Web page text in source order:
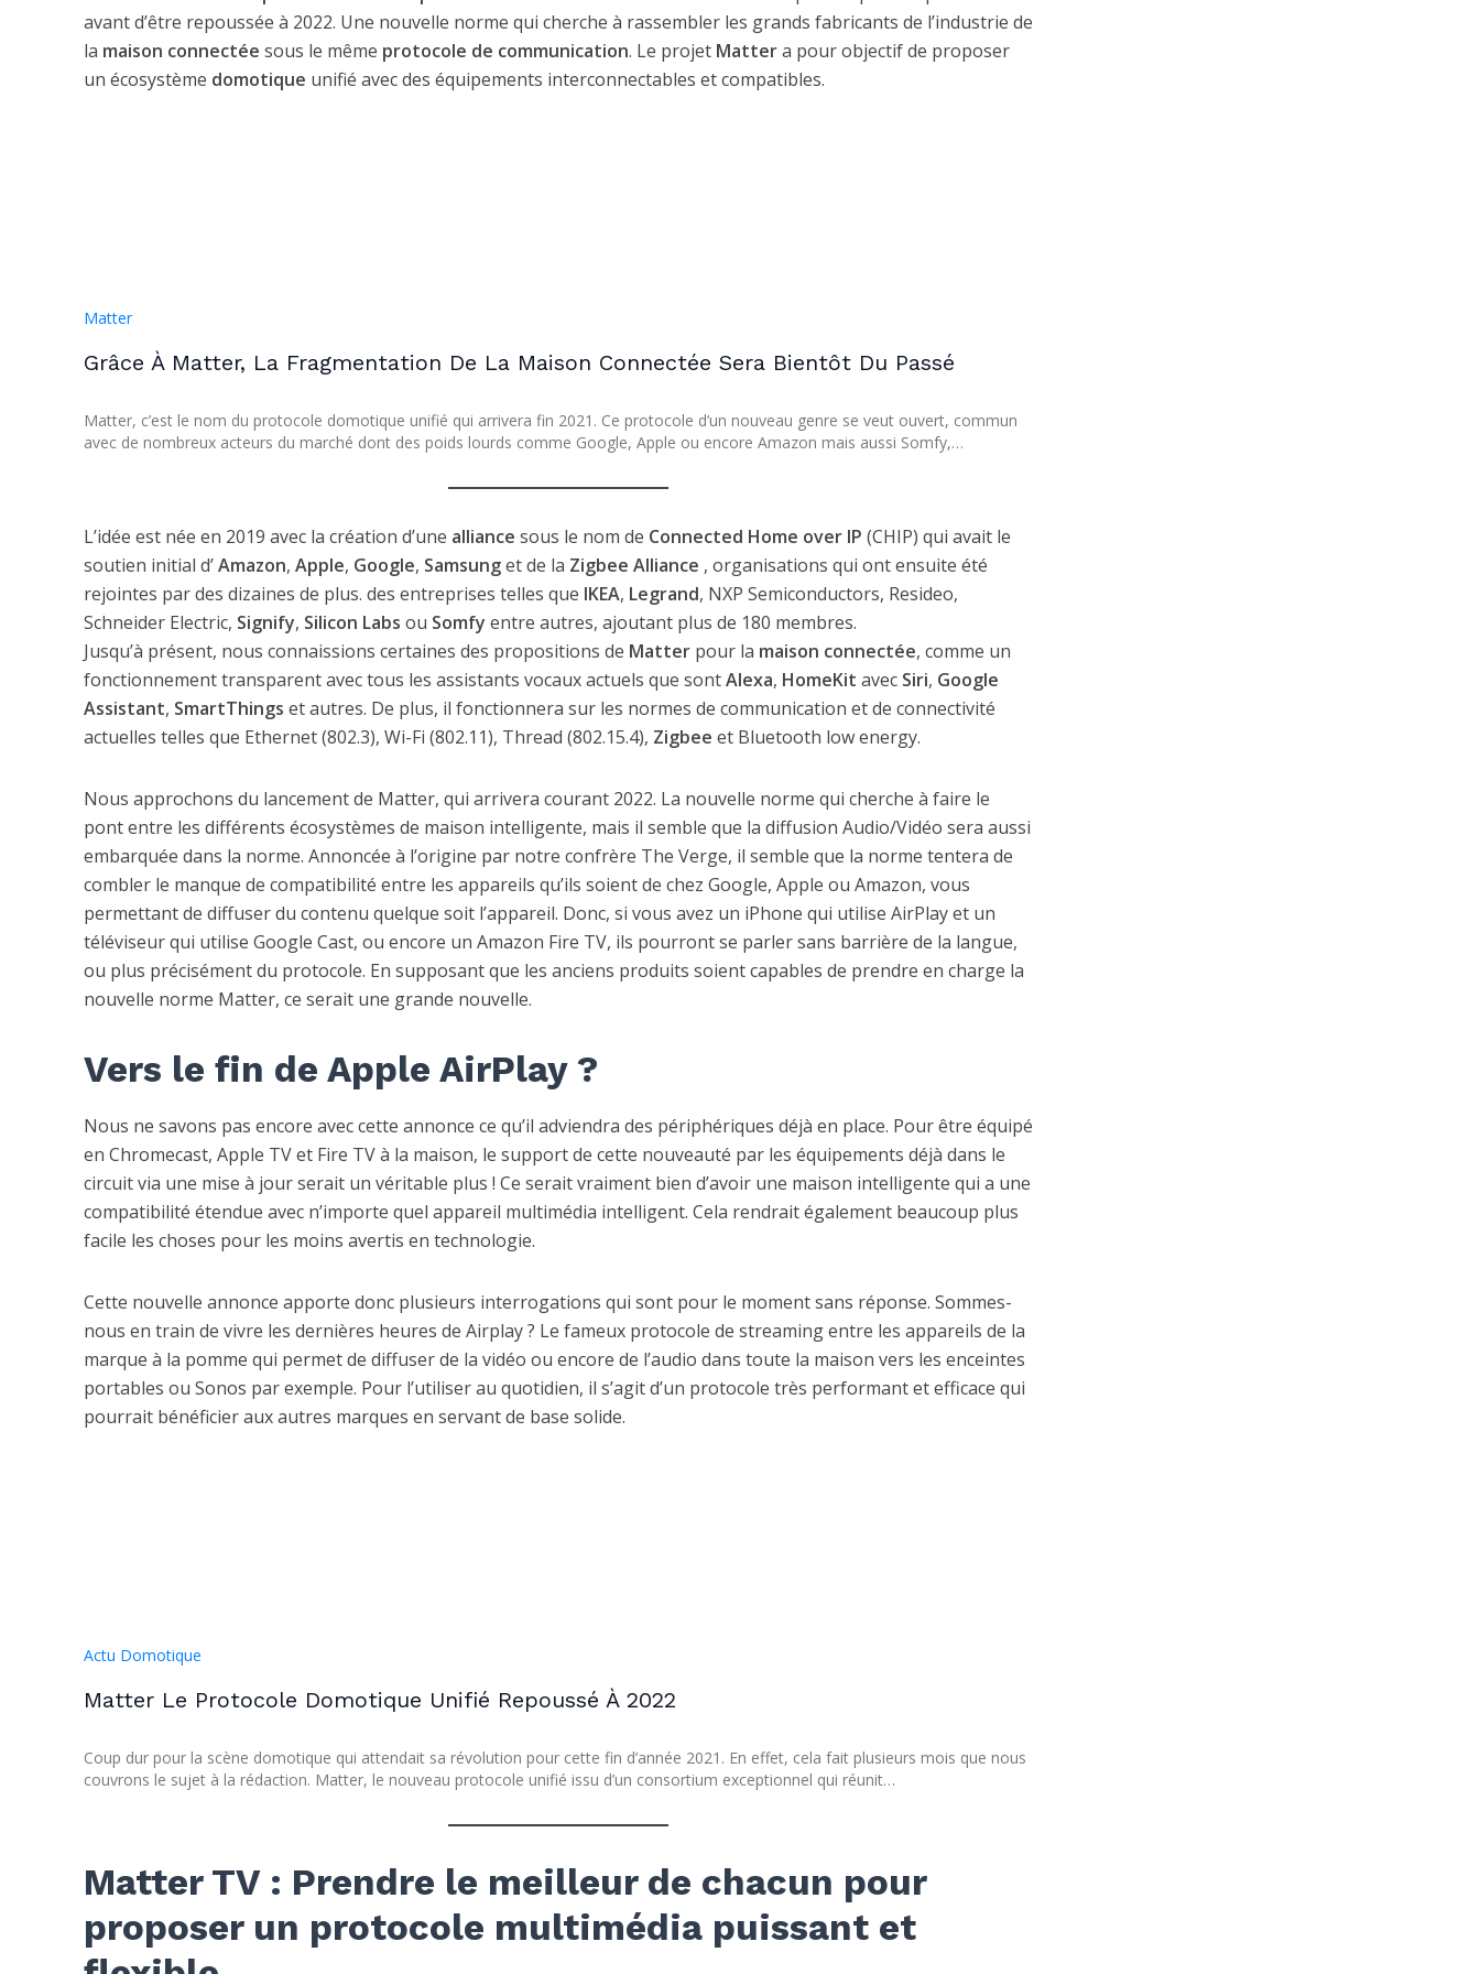
avant d’être repoussée à 2022. Une nouvelle norme qui cherche à rassembler les grands fabricants de l’industrie de
la maison connectée sous le même protocole de communication. Le projet Mattera pour objectif de proposer
un écosystème domotique unifié avec des équipements interconnectables et compatibles.
Matter
Grâce À Matter, La Fragmentation De La Maison Connectée Sera Bientôt Du Passé
Matter, c’est le nom du protocole domotique unifié qui arrivera fin 2021. Ce protocole d’un nouveau genre se veut ouvert, commun
avec de nombreux acteurs du marché dont des poids lourds comme Google, Apple ou encore Amazon mais aussi Somfy,…
L’idée est née en 2019 avec la création d’une alliance sous le nom de Connected Home over IP (CHIP) qui avait le
soutien initial d’Amazon, Apple, Google, Samsunget de la Zigbee Alliance , organisations qui ont ensuite été
rejointes par des dizaines de plus. des entreprises telles que IKEA, Legrand, NXP Semiconductors, Resideo,
Schneider Electric, Signify, Silicon Labs ou Somfy entre autres, ajoutant plus de 180 membres.
Jusqu’à présent, nous connaissions certaines des propositions de Matterpour la maison connectée, comme un
fonctionnement transparent avec tous les assistants vocaux actuels que sontAlexa, HomeKit avec Siri, Google
Assistant, SmartThings et autres. De plus, il fonctionnera sur les normes de communication et de connectivité
actuelles telles que Ethernet (802.3), Wi-Fi (802.11), Thread (802.15.4), Zigbee et Bluetooth low energy.
Nous approchons du lancement de Matter, qui arrivera courant 2022. La nouvelle norme qui cherche à faire le
pont entre les différents écosystèmes de maison intelligente, mais il semble que la diffusion Audio/Vidéo sera aussi
embarquée dans la norme. Annoncée à l’origine par notre confrère The Verge, il semble que la norme tentera de
combler le manque de compatibilité entre les appareils qu’ils soient de chez Google, Apple ou Amazon, vous
permettant de diffuser du contenu quelque soit l’appareil. Donc, si vous avez un iPhone qui utilise AirPlay et un
téléviseur qui utilise Google Cast, ou encore un Amazon Fire TV, ils pourront se parler sans barrière de la langue,
ou plus précisément du protocole. En supposant que les anciens produits soient capables de prendre en charge la
nouvelle norme Matter, ce serait une grande nouvelle.
Vers le fin de Apple AirPlay ?
Nous ne savons pas encore avec cette annonce ce qu’il adviendra des périphériques déjà en place. Pour être équipé
en Chromecast, Apple TV et Fire TV à la maison, le support de cette nouveauté par les équipements déjà dans le
circuit via une mise à jour serait un véritable plus ! Ce serait vraiment bien d’avoir une maison intelligente qui a une
compatibilité étendue avec n’importe quel appareil multimédia intelligent. Cela rendrait également beaucoup plus
facile les choses pour les moins avertis en technologie.
Cette nouvelle annonce apporte donc plusieurs interrogations qui sont pour le moment sans réponse. Sommes-
nous en train de vivre les dernières heures de Airplay ? Le fameux protocole de streaming entre les appareils de la
marque à la pomme qui permet de diffuser de la vidéo ou encore de l’audio dans toute la maison vers les enceintes
portables ou Sonos par exemple. Pour l’utiliser au quotidien, il s’agit d’un protocole très performant et efficace qui
pourrait bénéficier aux autres marques en servant de base solide.
Actu Domotique
Matter Le Protocole Domotique Unifié Repoussé À 2022
Coup dur pour la scène domotique qui attendait sa révolution pour cette fin d’année 2021. En effet, cela fait plusieurs mois que nous
couvrons le sujet à la rédaction. Matter, le nouveau protocole unifié issu d’un consortium exceptionnel qui réunit…
Matter TV : Prendre le meilleur de chacun pour
proposer un protocole multimédia puissant et